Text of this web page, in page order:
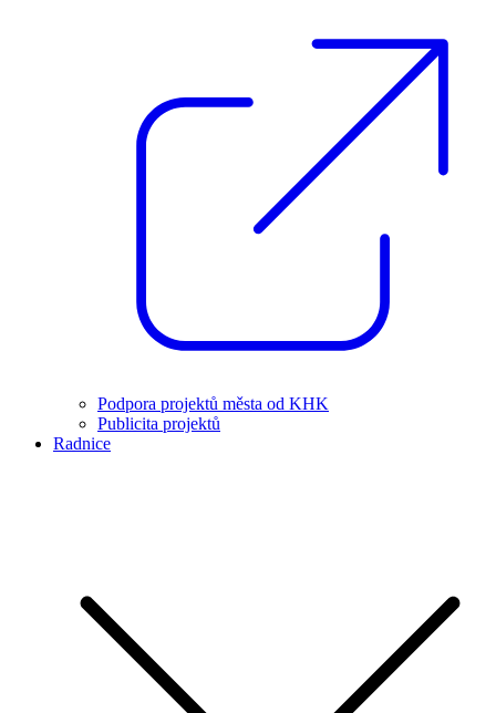
Podpora projektů města od KHK
Publicita projektů
Radnice